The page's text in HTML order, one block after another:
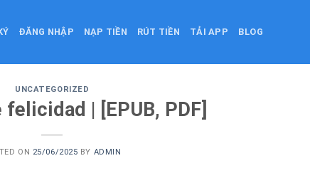
ĐĂNG NHẬP NẠP TIỀN RÚT TIỀN TẢI APP BLOG
UNCATEGORIZED
| [EPUB, PDF]
ON 25/06/2025 BY ADMIN